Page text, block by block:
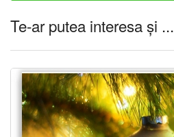
Te-ar putea interesa și ...